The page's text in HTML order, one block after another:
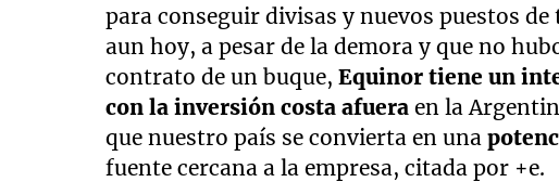
para conseguir divisas y nuevos puestos
aun hoy, a pesar de la demora y que no
contrato de un buque,Equinor tiene un
con la inversión costa afueraen la
que nuestro país se convierta en una
fuente cercana a la empresa, citada por +e.